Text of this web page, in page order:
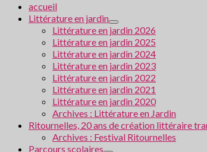
accueil
Littérature en jardin
Littérature en jardin 2026
Littérature en jardin 2025
Littérature en jardin 2024
Littérature en jardin 2023
Littérature en jardin 2022
Littérature en jardin 2021
Littérature en jardin 2020
Archives : Littérature en Jardin
Ritournelles, 20 ans de création littéraire
Archives : Festival Ritournelles
Parcours scolaires